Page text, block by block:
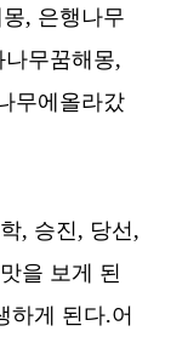
, 은행나무
무꿈해몽,
무에올라갔
, 승진, 당선,
을 보게 된
하게 된다.어